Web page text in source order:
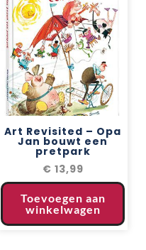
Art Revisited – Opa
Jan bouwt een
pretpark
€ 13,99
Toevoegen aan
winkelwagen